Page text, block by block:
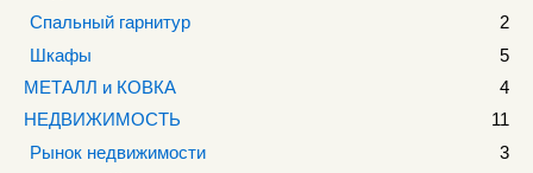
Спальный гарнитур
2
Шкафы
5
МЕТАЛЛ и КОВКА
4
НЕДВИЖИМОСТЬ
11
Рынок недвижимости
3